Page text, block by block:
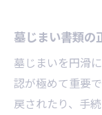
墓じまい書類の
墓じまいを円滑
認が極めて重要
戻されたり、手